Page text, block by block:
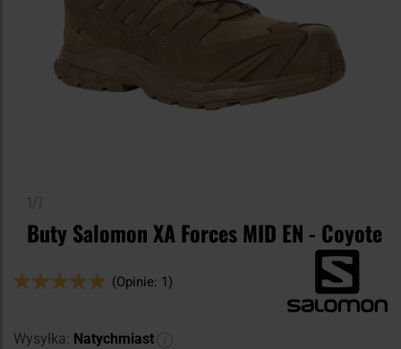
Buty Salomon XA Forces MID EN - Coyote
Ocena:
(Opinie: 1)
Wysyłka: Natychmiast